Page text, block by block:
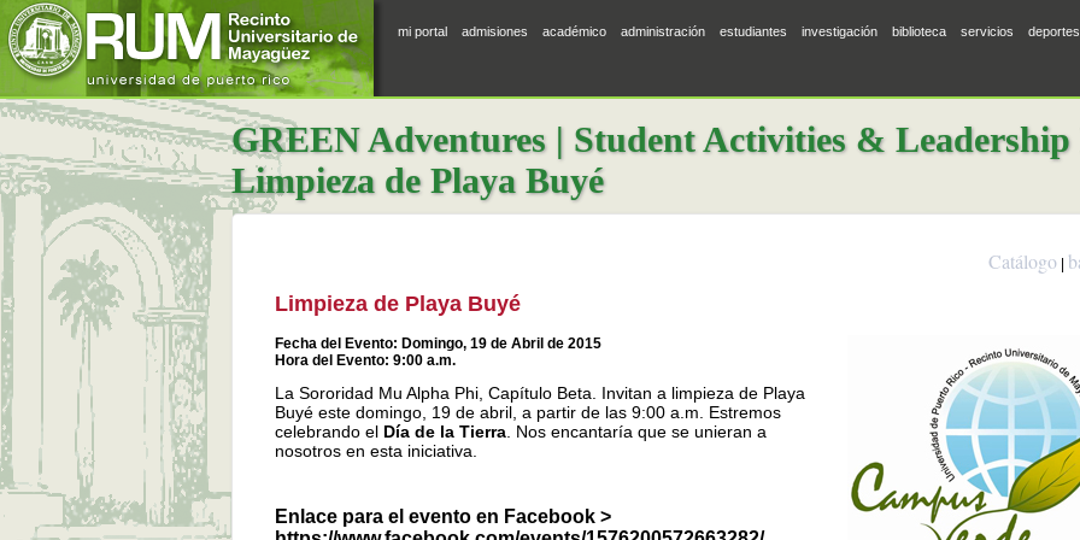
mi portal admisiones académico administración estudiantes investigación biblioteca servicios deportes
GREEN Adventures | Student Activities & Leadership
Limpieza de Playa Buyé
Catálogo
Limpieza de Playa Buyé
Fecha del Evento: Domingo, 19 de Abril de 2015
Hora del Evento: 9:00 a.m.
La Sororidad Mu Alpha Phi, Capítulo Beta. Invitan a limpieza de Playa
Buyé este domingo, 19 de abril, a partir de las 9:00 a.m. Estremos
celebrando el Día de la Tierra . Nos encantaría que se unieran a
nosotros en esta iniciativa.
Enlace para el evento en Facebook >
For development purposes only For development purposes only